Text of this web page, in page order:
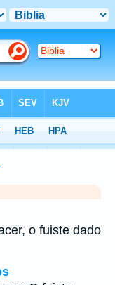
o fuiste dado